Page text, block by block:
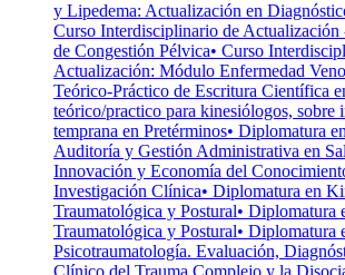
y Lipedema: Actualización en
Curso Interdisciplinario de
de Congestión Pélvica• Curso
Actualización: Módulo Enfermedad
Teórico-Práctico de Escritura Científica
teórico/practico para kinesiólogos, sobre
temprana en Pretérminos• Diplomatura
Auditoría y Gestión Administrativa en
Innovación y Economía del
Investigación Clínica• Diplomatura en
Traumatológica y Postural• Diplomatura
Traumatológica y Postural• Diplomatura
Psicotraumatología. Evaluación,
Clínico del Trauma Complejo y la